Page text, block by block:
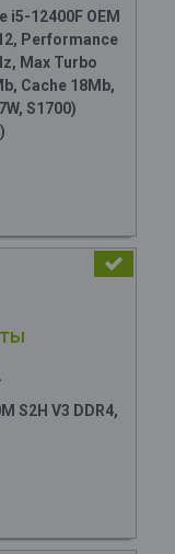
12400F OEM
Performance
Max Turbo
Cache 18Mb,
S1700)
S2H V3 DDR4,